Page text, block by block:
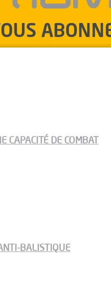
CAPACITÉ DE COMBAT
BALISTIQUE